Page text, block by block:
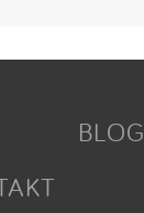
BLOG